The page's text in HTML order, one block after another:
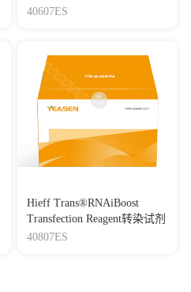
Mycoplasma Elimination
40607ES
Hieff Trans®RNAiBoost
Transfection Reagent转染试剂
40807ES